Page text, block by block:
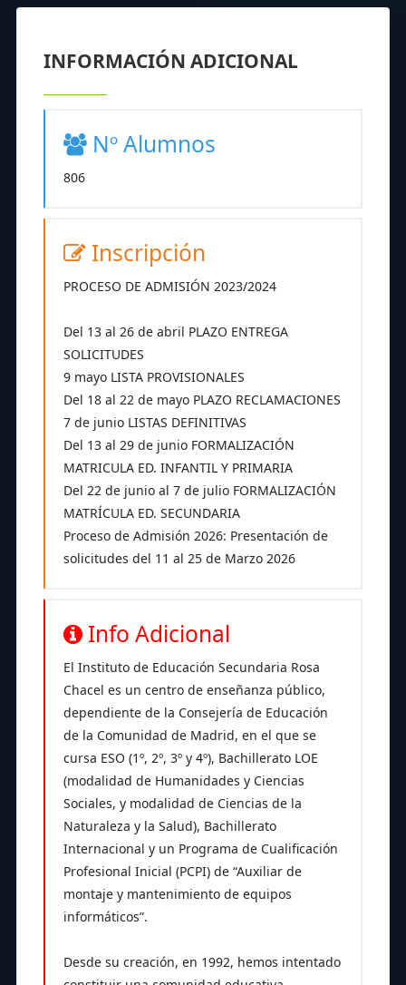
INFORMACIÓN ADICIONAL
Nº Alumnos
806
Inscripción
PROCESO DE ADMISIÓN 2023/2024
Del 13 al 26 de abril PLAZO ENTREGA
SOLICITUDES
9 mayo LISTA PROVISIONALES
Del 18 al 22 de mayo PLAZO RECLAMACIONES
7 de junio LISTAS DEFINITIVAS
Del 13 al 29 de junio FORMALIZACIÓN
MATRICULA ED. INFANTIL Y PRIMARIA
Del 22 de junio al 7 de julio FORMALIZACIÓN
MATRÍCULA ED. SECUNDARIA
Proceso de Admisión 2026: Presentación de
solicitudes del 11 al 25 de Marzo 2026
Info Adicional
El Instituto de Educación Secundaria Rosa
Chacel es un centro de enseñanza público,
dependiente de la Consejería de Educación
de la Comunidad de Madrid, en el que se
cursa ESO (1º, 2º, 3º y 4º), Bachillerato LOE
(modalidad de Humanidades y Ciencias
Sociales, y modalidad de Ciencias de la
Naturaleza y la Salud), Bachillerato
Internacional y un Programa de Cualificación
Profesional Inicial (PCPI) de “Auxiliar de
montaje y mantenimiento de equipos
informáticos”.
Desde su creación, en 1992, hemos intentado